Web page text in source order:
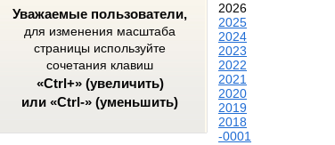
Уважаемые пользователи,
для изменения масштаба
страницы используйте
сочетания клавиш
«Ctrl+» (увеличить)
или «Ctrl-» (уменьшить)
2026
2025
2024
2023
2022
2021
2020
2019
2018
-0001